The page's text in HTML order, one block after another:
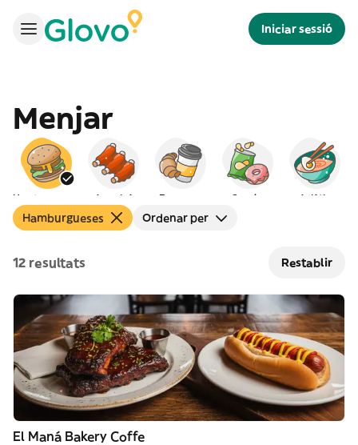
Iniciar sessió
Menjar
Americà Esmorzar Snacks Asiàtic
Hamburgueses Ordenar per
12 resultats Restablir
El Maná Bakery Coffe